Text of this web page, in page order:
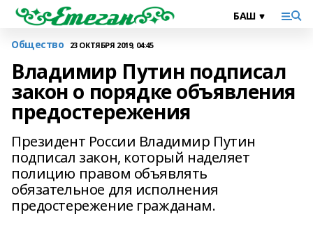
Общество 23 ОКТЯБРЯ 2019, 04:45
Владимир Путин подписал
закон о порядке объявления
предостережения
Президент России Владимир Путин
подписал закон, который наделяет
полицию правом объявлять
обязательное для исполнения
предостережение гражданам.